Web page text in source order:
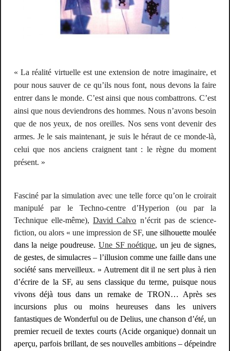
« La réalité virtuelle est une extension de notre imaginaire, et
pour nous sauver de ce qu’ils nous font, nous devons la faire
entrer dans le monde. C’est ainsi que nous combattrons. C’est
ainsi que nous deviendrons des hommes. Nous n’avons besoin
que de nos yeux, de nos oreilles. Nos sens vont devenir des
armes. Je le sais maintenant, je suis le héraut de ce monde-là,
celui que nos anciens craignent tant : le règne du moment
présent. »
Fasciné par la simulation avec une telle force qu’on le croirait
manipulé par le Techno-centre d’Hyperion (ou par la
Technique elle-même), David Calvo n’écrit pas de science-
fiction, ou alors « une impression de SF,une silhouette moulée
dans la neige poudreuse. Une SF noétique, un jeu de signes,
de gestes, de simulacres – l’illusion comme une faille dans une
société sans merveilleux. » Autrement dit il ne sert plus à rien
d’écrire de la SF, au sens classique du terme, puisque nous
vivons déjà tous dans un remakedeTRON… Après ses
incursions plus ou moins heureuses dans les univers
fantastiques de Wonderful ou deDelius, une chanson d’été, un
premier recueil de textes courts (Acide organique)donnait un
aperçu, parfois brillant, de ses nouvelles ambitions – dépeindre